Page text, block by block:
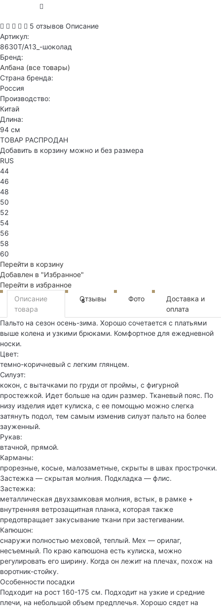
5 отзывов Описание
Артикул:
8630T/А13_-шоколад
Бренд:
Албана (все товары)
Страна бренда:
Россия
Производство:
Китай
Длина:
94 см
ТОВАР РАСПРОДАН
Добавить в корзину можно и без размера
RUS
44
46
48
50
52
54
56
58
60
Перейти в корзину
Добавлен в "Избранное"
Перейти в избранное
Описание
товара
Отзывы
5 Фото
Доставка и
оплата
Пальто на сезон осень-зима. Хорошо сочетается с платьями
выше колена и узкими брюками. Комфортное для ежедневной
носки.
Цвет:
темно-коричневый с легким глянцем.
Силуэт:
кокон, с вытачками по груди от проймы, с фигурной
простежкой. Идет больше на один размер. Тканевый пояс. По
низу изделия идет кулиска, с ее помощью можно слегка
затянуть подол, тем самым изменив силуэт пальто на более
зауженный.
Рукав:
втачной, прямой.
Карманы:
прорезные, косые, малозаметные, скрыты в швах прострочки.
Застежка — скрытая молния. Подкладка — флис.
Застежка:
металлическая двухзамковая молния, встык, в рамке +
внутренняя ветрозащитная планка, которая также
предотвращает закусывание ткани при застегивании.
Капюшон:
снаружи полностью меховой, теплый. Мех — орилаг,
несъемный. По краю капюшона есть кулиска, можно
регулировать его ширину. Когда он лежит на плечах, похож на
воротник-стойку.
Особенности посадки
Подходит на рост 160-175 см. Подходит на узкие и средние
плечи, на небольшой объем предплечья. Хорошо сядет на